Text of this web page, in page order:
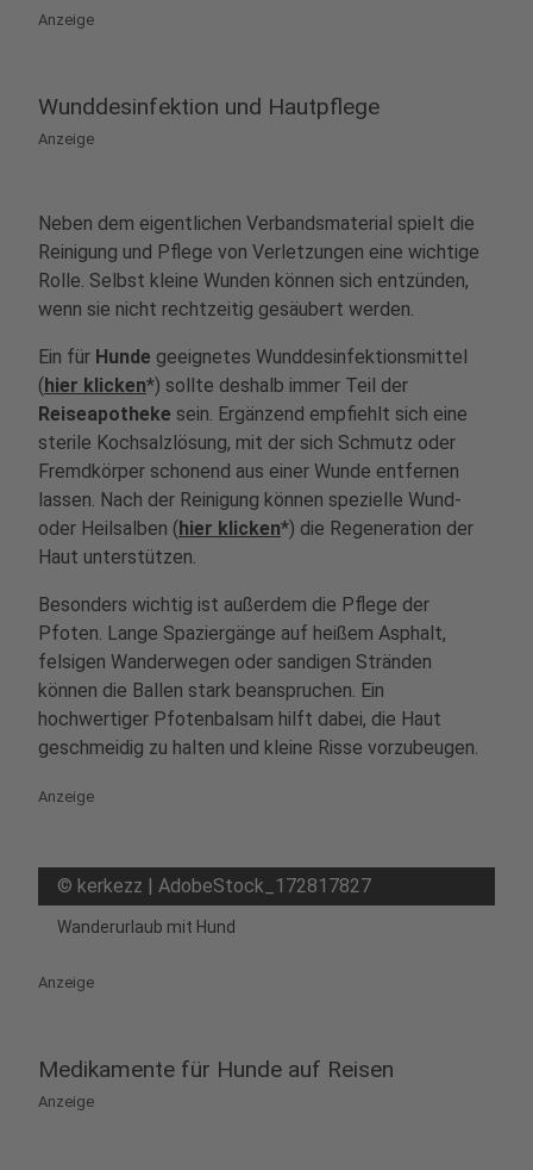
Anzeige
Wunddesinfektion und Hautpflege
Anzeige
Neben dem eigentlichen Verbandsmaterial spielt die
Reinigung und Pflege von Verletzungen eine wichtige
Rolle. Selbst kleine Wunden können sich entzünden,
wenn sie nicht rechtzeitig gesäubert werden.
Ein für Hunde geeignetes Wunddesinfektionsmittel
(hier klicken*) sollte deshalb immer Teil der
Reiseapotheke sein. Ergänzend empfiehlt sich eine
sterile Kochsalzlösung, mit der sich Schmutz oder
Fremdkörper schonend aus einer Wunde entfernen
lassen. Nach der Reinigung können spezielle Wund-
oder Heilsalben (hier klicken*) die Regeneration der
Haut unterstützen.
Besonders wichtig ist außerdem die Pflege der
Pfoten. Lange Spaziergänge auf heißem Asphalt,
felsigen Wanderwegen oder sandigen Stränden
können die Ballen stark beanspruchen. Ein
hochwertiger Pfotenbalsam hilft dabei, die Haut
geschmeidig zu halten und kleine Risse vorzubeugen.
Anzeige
© kerkezz | AdobeStock_172817827
Wanderurlaub mit Hund
Anzeige
Medikamente für Hunde auf Reisen
Anzeige